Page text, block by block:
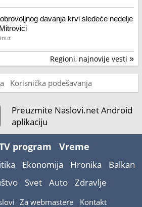
davanja krvi sledeće nedelje
Regioni, najnovije vesti »
Korisnička podešavanja
Preuzmite Naslovi.net Android
aplikaciju
program Vreme
Ekonomija Hronika
Balkan
Svet Auto Zdravlje
Za webmastere Kontakt